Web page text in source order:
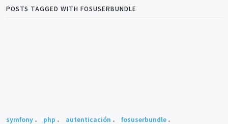
POSTS TAGGED WITH FOSUSERBUNDLE
symfony php autenticación fosuserbundle